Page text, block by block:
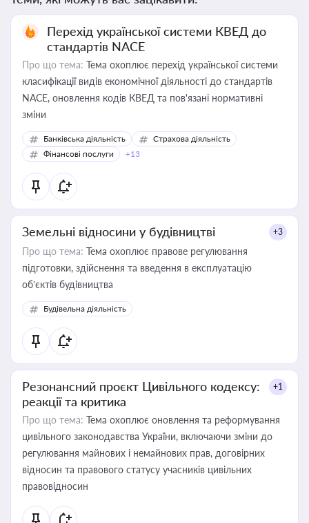
Перехід української системи КВЕД до
стандартів NACE
Про що тема: Тема охоплює перехід української системи
класифікації видів економічної діяльності до стандартів
NACE, оновлення кодів КВЕД та пов'язані нормативні
зміни
Банківська діяльність
Страхова діяльність
Фінансові послуги
+13
Земельні відносини у будівництві +3
Про що тема: Тема охоплює правове регулювання
підготовки, здійснення та введення в експлуатацію
об’єктів будівництва
Будівельна діяльність
Резонансний проєкт Цивільного кодексу:
реакції та критика
+1
Про що тема: Тема охоплює оновлення та реформування
цивільного законодавства України, включаючи зміни до
регулювання майнових і немайнових прав, договірних
відносин та правового статусу учасників цивільних
правовідносин